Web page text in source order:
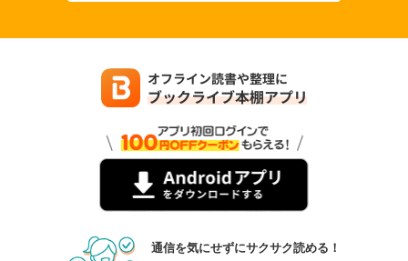
通信を気にせずにサクサク読める！